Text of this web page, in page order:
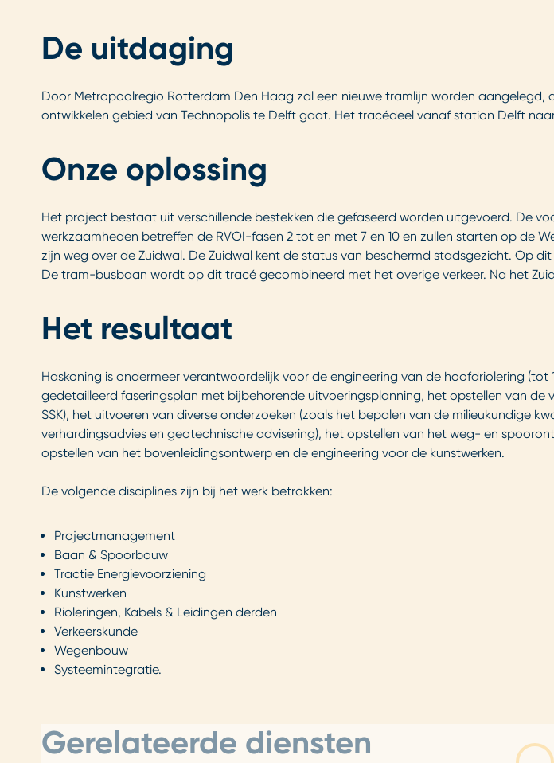
De uitdaging
Door Metropoolregio Rotterdam Den Haag zal een nieuwe tramlijn worden
ontwikkelen gebied van Technopolis te Delft gaat. Het tracédeel vanaf station Delft
Onze oplossing
Het project bestaat uit verschillende bestekken die gefaseerd worden uitgevoerd. De
werkzaamheden betreffen de RVOI-fasen 2 tot en met 7 en 10 en zullen starten op de
zijn weg over de Zuidwal. De Zuidwal kent de status van beschermd stadsgezicht. Op
De tram-busbaan wordt op dit tracé gecombineerd met het overige verkeer. Na het
Het resultaat
Haskoning is ondermeer verantwoordelijk voor de engineering van de hoofdriolering
gedetailleerd faseringsplan met bijbehorende uitvoeringsplanning, het opstellen van
SSK), het uitvoeren van diverse onderzoeken (zoals het bepalen van de milieukundige
verhardingsadvies en geotechnische advisering), het opstellen van het weg- en
opstellen van het bovenleidingsontwerp en de engineering voor de kunstwerken.
De volgende disciplines zijn bij het werk betrokken:
Projectmanagement
Baan & Spoorbouw
Tractie Energievoorziening
Kunstwerken
Rioleringen, Kabels & Leidingen derden
Verkeerskunde
Wegenbouw
Systeemintegratie.
Gerelateerde diensten